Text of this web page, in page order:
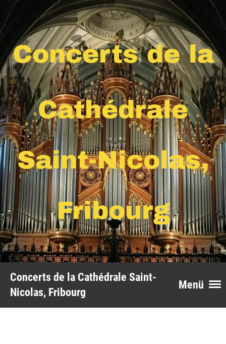
Concerts de la
Cathédrale
Saint-Nicolas,
Fribourg
Menü
Concerts de la Cathédrale Saint-
Nicolas, Fribourg